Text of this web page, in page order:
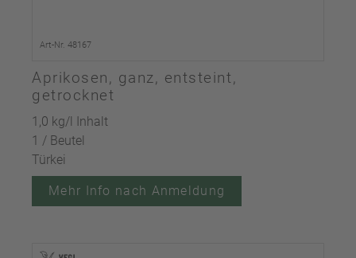
Art-Nr. 48167
Aprikosen, ganz, entsteint,
getrocknet
1,0 kg/l Inhalt
1 / Beutel
Türkei
Mehr Info nach Anmeldung